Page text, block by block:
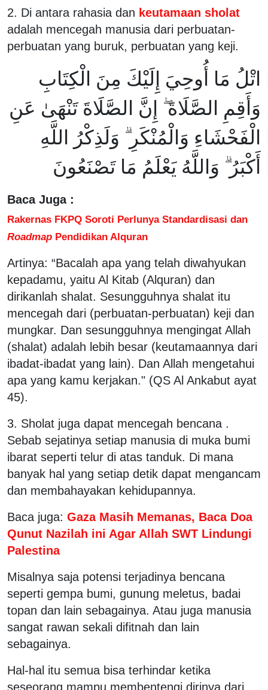
2. Di antara rahasia dan keutamaan sholat
adalah mencegah manusia dari perbuatan-
perbuatan yang buruk, perbuatan yang keji.
اتْلُ مَا أُوحِيَ إِلَيْكَ مِنَ الْكِتَابِ
وَأَقِمِ الصَّلَاةَ ۖ إِنَّ الصَّلَاةَ تَنْهَىٰ عَنِ
الْفَحْشَاءِ وَالْمُنْكَرِ ۗ وَلَذِكْرُ اللَّهِ
أَكْبَرُ ۗ وَاللَّهُ يَعْلَمُ مَا تَصْنَعُونَ
Baca Juga :
Rakernas FKPQ Soroti Perlunya Standardisasi dan
Roadmap Pendidikan Alquran
Artinya: “Bacalah apa yang telah diwahyukan
kepadamu, yaitu Al Kitab (Alquran) dan
dirikanlah shalat. Sesungguhnya shalat itu
mencegah dari (perbuatan-perbuatan) keji dan
mungkar. Dan sesungguhnya mengingat Allah
(shalat) adalah lebih besar (keutamaannya dari
ibadat-ibadat yang lain). Dan Allah mengetahui
apa yang kamu kerjakan." (QS Al Ankabut ayat
45).
3. Sholat juga dapat mencegah bencana .
Sebab sejatinya setiap manusia di muka bumi
ibarat seperti telur di atas tanduk. Di mana
banyak hal yang setiap detik dapat mengancam
dan membahayakan kehidupannya.
Baca juga: Gaza Masih Memanas, Baca Doa
Qunut Nazilah ini Agar Allah SWT Lindungi
Palestina
Misalnya saja potensi terjadinya bencana
seperti gempa bumi, gunung meletus, badai
topan dan lain sebagainya. Atau juga manusia
sangat rawan sekali difitnah dan lain
sebagainya.
Hal-hal itu semua bisa terhindar ketika
seseorang mampu membentengi dirinya dari